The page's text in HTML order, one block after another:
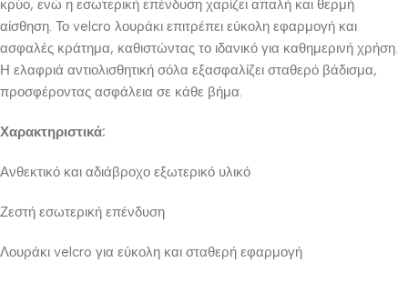
κρύο, ενώ η εσωτερική επένδυση χαρίζει απαλή και θερμή
αίσθηση. Το velcro λουράκι επιτρέπει εύκολη εφαρμογή και
ασφαλές κράτημα, καθιστώντας το ιδανικό για καθημερινή χρήση.
Η ελαφριά αντιολισθητική σόλα εξασφαλίζει σταθερό βάδισμα,
προσφέροντας ασφάλεια σε κάθε βήμα.
Χαρακτηριστικά:
Ανθεκτικό και αδιάβροχο εξωτερικό υλικό
Ζεστή εσωτερική επένδυση
Λουράκι velcro για εύκολη και σταθερή εφαρμογή